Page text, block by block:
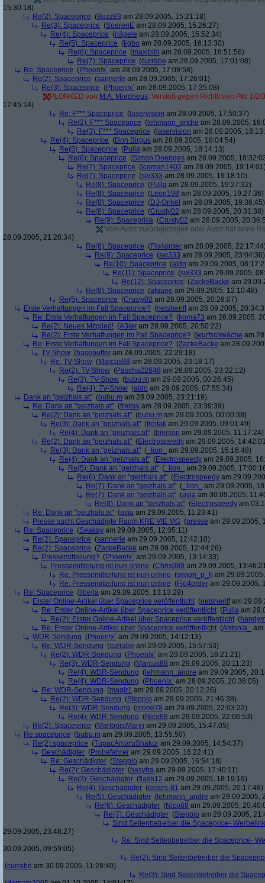
15:30:18)
Re(2): Spaceprice (Buzz83 am 28.09.2005, 15:21:18)
Re(3): Spaceprice (SoerenE am 28.09.2005, 15:26:27)
Re(4): Spaceprice (nägele am 28.09.2005, 15:52:34)
Re(5): Spaceprice (kgbo am 28.09.2005, 16:13:30)
Re(6): Spaceprice (maxibibi am 28.09.2005, 16:51:56)
Re(7): Spaceprice (currabe am 28.09.2005, 17:01:08)
Re: Spaceprice (Phoen!x` am 28.09.2005, 17:09:58)
Re(2): Spaceprice (sannerle am 28.09.2005, 17:26:01)
Re(3): Spaceprice (Phoen!x` am 28.09.2005, 17:35:08)
PLONKED von M.A. Morpheus: Verstoß gegen Richtlinien Pkt. 1/2/
17:45:14)
Re: F*** Spaceprice ( laservision am 28.09.2005, 17:50:37)
Re(2): F*** Spaceprice ( lehmann_andre am 28.09.2005,
Re(3): F*** Spaceprice ( laservision am 28.09.2005,
Re(4): Spaceprice (Don Birgus am 28.09.2005, 18:04:54)
Re(5): Spaceprice (Pulla am 28.09.2005, 18:14:13)
Re(6): Spaceprice (Simon Doenges am 28.09.2005,
Re(7): Spaceprice (iceman1402 am 28.09.2005,
Re(7): Spaceprice (sw333 am 28.09.2005, 19:18:10)
Re(8): Spaceprice (Pulla am 28.09.2005, 19:27:32)
Re(8): Spaceprice (Leon198 am 28.09.2005, 19:27:36)
Re(8): Spaceprice (DJ-Onkel am 28.09.2005, 19:36:45)
Re(8): Spaceprice (Crusty02 am 28.09.2005, 20:31:38)
Re(9): Spaceprice (Crusty02 am 28.09.2005,
Vom Autor zurückgezogen oder Autor hat seine
28.09.2005, 21:28:34)
Re(8): Spaceprice (Flo4order am 28.09.2005,
Re(9): Spaceprice (sw333 am 28.09.2005, 23:04:36)
Re(10): Spaceprice (aldo am 29.09.2005,
Re(11): Spaceprice (sw333 am 29.09.2005,
Re(12): Spaceprice (ZackeBacke am
Re(8): Spaceprice (afgane am 29.09.2005, 12:10:48)
Re(5): Spaceprice (Crusty02 am 28.09.2005, 20:28:07)
Erste Verhaftungen im Fall Spaceprice? (netsheriffam 28.09.2005,
Re: Erste Verhaftungen im Fall Spaceprice? (koma73 am 28.09.2005,
Re(2): Neues Mitglied! (A3ler am 28.09.2005, 20:50:22)
Re(2): Erste Verhaftungen im Fall Spaceprice? (wurfschwäche am
Re: Erste Verhaftungen im Fall Spaceprice? (ZackeBacke am
TV-Show (hasepuffer am 28.09.2005, 22:29:18)
Re: TV-Show (Marcus88 am 28.09.2005, 23:18:17)
Re(2): TV-Show (Pascha22848 am 28.09.2005, 23:32:12)
Re(3): TV-Show (bubu.m am 29.09.2005, 00:26:45)
Re(4): TV-Show (aldo am 29.09.2005, 07:55:34)
Dank an "geizhals.at" (bubu.m am 28.09.2005, 23:21:19)
Re: Dank an "geizhals.at" (freitak am 28.09.2005, 23:39:39)
Re(2): Dank an "geizhals.at" (bubu.m am 29.09.2005, 00:00:38)
Re(3): Dank an "geizhals.at" (freitak am 29.09.2005, 09:01:49)
Re(4): Dank an "geizhals.at" (bierson am 29.09.2005, 11:17:24)
Re(2): Dank an "geizhals.at" (Electrospeedy am 29.09.2005,
Re(3): Dank an "geizhals.at" ( _lion_
am 29.09.2005, 15:16:48)
Re(4): Dank an "geizhals.at" (Electrospeedy am 29.09.2005,
Re(5): Dank an "geizhals.at" ( _lion_
am 29.09.2005,
Re(6): Dank an "geizhals.at" (Electrospeedy am
Re(7): Dank an "geizhals.at" ( _lion_
am 29.09.2005,
Re(7): Dank an "geizhals.at" (avia am 30.09.2005,
Re(8): Dank an "geizhals.at" (Electrospeedy am
Re: Dank an "geizhals.at" (avia am 29.09.2005, 11:23:41)
Presse sucht Geschädigte Raum KRE VIE MG (presse am 29.09.2005,
Re: Spaceprice (Seakay am 29.09.2005, 12:05:11)
Re(2): Spaceprice (sannerle am 29.09.2005, 12:42:10)
Re(2): Spaceprice (ZackeBacke am 29.09.2005, 12:44:26)
Pressemitteilung? (Phoen!x` am 29.09.2005, 13:14:33)
Pressemitteilung ist nun online (Chris089 am 29.09.2005,
Re: Pressemitteilung ist nun online (simon_p_h am
Re: Pressemitteilung ist nun online (Flo4order am 29.09.2005,
Re: Spaceprice ( libella am 29.09.2005, 13:13:29)
Erster Online-Artikel über Spaceprice veröffentlicht (netsheriffam
Re: Erster Online-Artikel über Spaceprice veröffentlicht (Pulla am
Re(2): Erster Online-Artikel über Spaceprice veröffentlicht (
Re: Erster Online-Artikel über Spaceprice veröffentlicht (Antonia_
am
WDR-Sendung (Phoen!x` am 29.09.2005, 14:12:13)
Re: WDR-Sendung (currabe am 29.09.2005, 15:57:53)
Re(2): WDR-Sendung (Phoen!x` am 29.09.2005, 16:21:21)
Re(3): WDR-Sendung (Marcus88 am 29.09.2005, 20:11:23)
Re(4): WDR-Sendung ( lehmann_andre am 29.09.2005,
Re(4): WDR-Sendung (Phoen!x` am 29.09.2005, 20:36:05)
Re: WDR-Sendung (magir1 am 29.09.2005, 20:12:26)
Re(2): WDR-Sendung (Steppio am 29.09.2005, 21:46:38)
Re(3): WDR-Sendung (mone78 am 29.09.2005, 22:03:22)
Re(4): WDR-Sendung (Nico88 am 29.09.2005, 22:06:53)
Re(2): Spaceprice (MarlboroMann am 29.09.2005, 15:47:05)
Re:spaceprice (bubu.m am 29.09.2005, 13:55:50)
Re(2):spaceprice (TupacAmaruShakur am 29.09.2005, 14:54:37)
Geschädigter (Probefahrer am 29.09.2005, 16:22:41)
Re: Geschädigter (Steppio am 29.09.2005, 16:54:18)
Re(2): Geschädigter (hasyfra am 29.09.2005, 17:40:11)
Re(3): Geschädigter (flash12 am 29.09.2005, 18:19:19)
Re(4): Geschädigter (peters-81 am 29.09.2005, 20:17:48)
Re(5): Geschädigter ( lehmann_andre am 29.09.2005,
Re(6): Geschädigter (Nico88 am 29.09.2005,
Re(7): Geschädigter (Steppio am 29.09.2005,
Sind Seitenbetreiber die Spaceprice-
29.09.2005, 23:48:27)
Re: Sind Seitenbetreiber die Spaceprice-
30.09.2005, 09:59:05)
Re(2): Sind Seitenbetreiber die
(currabe am 30.09.2005, 11:28:40)
Re(3): Sind Seitenbetreiber die